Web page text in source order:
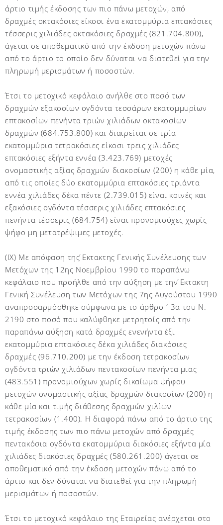
άρτιο τιμής έκδοσης των πιο πάνω μετοχών, από
δραχμές οκτακόσιες είκοσι ένα εκατομμύρια επτακόσιες
τέσσερις χιλιάδες οκτακόσιες δραχμές (821.704.800),
άγεται σε αποθεματικό από την έκδοση μετοχών πάνω
από το άρτιο το οποίο δεν δύναται να διατεθεί για την
πληρωμή μερισμάτων ή ποσοστών.
Έτσι το μετοχικό κεφάλαιο ανήλθε στο ποσό των
δραχμών εξακοσίων ογδόντα τεσσάρων εκατομμυρίων
επτακοσίων πενήντα τριών χιλιάδων οκτακοσίων
δραχμών (684.753.800) και διαιρείται σε τρία
εκατομμύρια τετρακόσιες είκοσι τρεις χιλιάδες
επτακόσιες εξήντα εννέα (3.423.769) μετοχές
ονομαστικής αξίας δραχμών διακοσίων (200) η κάθε μία,
από τις οποίες δύο εκατομμύρια επτακόσιες τριάντα
εννέα χιλιάδες δέκα πέντε (2.739.015) είναι κοινές και
εξακόσιες ογδόντα τέσσερις χιλιάδες επτακόσιες
πενήντα τέσσερις (684.754) είναι προνομιούχες χωρίς
ψήφο μη μετατρέψιμες μετοχές.
(IX) Με απόφαση της ́Εκτακτης Γενικής Συνέλευσης των
Μετόχων της 12ης Νοεμβρίου 1990 το παραπάνω
κεφάλαιο που προήλθε από την αύξηση με την ́Εκτακτη
Γενική Συνέλευση των Μετόχων της 7ης Αυγούστου 1990
αναπροσαρμόσθηκε σύμφωνα με το άρθρο 13α του Ν.
2190 στο ποσό που καλύφθηκε μετρητοίς από την
παραπάνω αύξηση κατά δραχμές ενενήντα έξι
εκατομμύρια επτακόσιες δέκα χιλιάδες διακόσιες
δραχμές (96.710.200) με την έκδοση τετρακοσίων
ογδόντα τριών χιλιάδων πεντακοσίων πενήντα μιας
(483.551) προνομιούχων χωρίς δικαίωμα ψήφου
μετοχών ονομαστικής αξίας δραχμών διακοσίων (200) η
κάθε μία και τιμής διάθεσης δραχμών χιλίων
τετρακοσίων (1.400). Η διαφορά πάνω από το άρτιο της
τιμής έκδοσης των πιο πάνω μετοχών από δραχμές
πεντακόσια ογδόντα εκατομμύρια διακόσιες εξήντα μία
χιλιάδες διακόσιες δραχμές (580.261.200) άγεται σε
αποθεματικό από την έκδοση μετοχών πάνω από το
άρτιο και δεν δύναται να διατεθεί για την πληρωμή
μερισμάτων ή ποσοστών.
Έτσι το μετοχικό κεφάλαιο της Εταιρείας ανέρχεται στο